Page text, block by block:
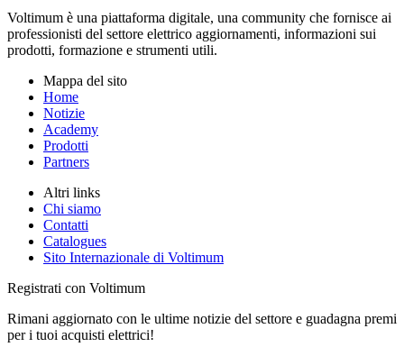
Voltimum è una piattaforma digitale, una community che fornisce ai
professionisti del settore elettrico aggiornamenti, informazioni sui
prodotti, formazione e strumenti utili.
Mappa del sito
Home
Notizie
Academy
Prodotti
Partners
Altri links
Chi siamo
Contatti
Catalogues
Sito Internazionale di Voltimum
Registrati con Voltimum
Rimani aggiornato con le ultime notizie del settore e guadagna premi
per i tuoi acquisti elettrici!